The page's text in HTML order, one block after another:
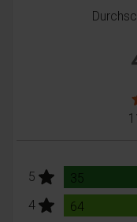
5 stars: 35
Bewertungen
4stars: 64
Bewertungen